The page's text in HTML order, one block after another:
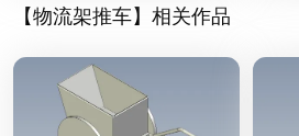
【物流架推车】相关作品